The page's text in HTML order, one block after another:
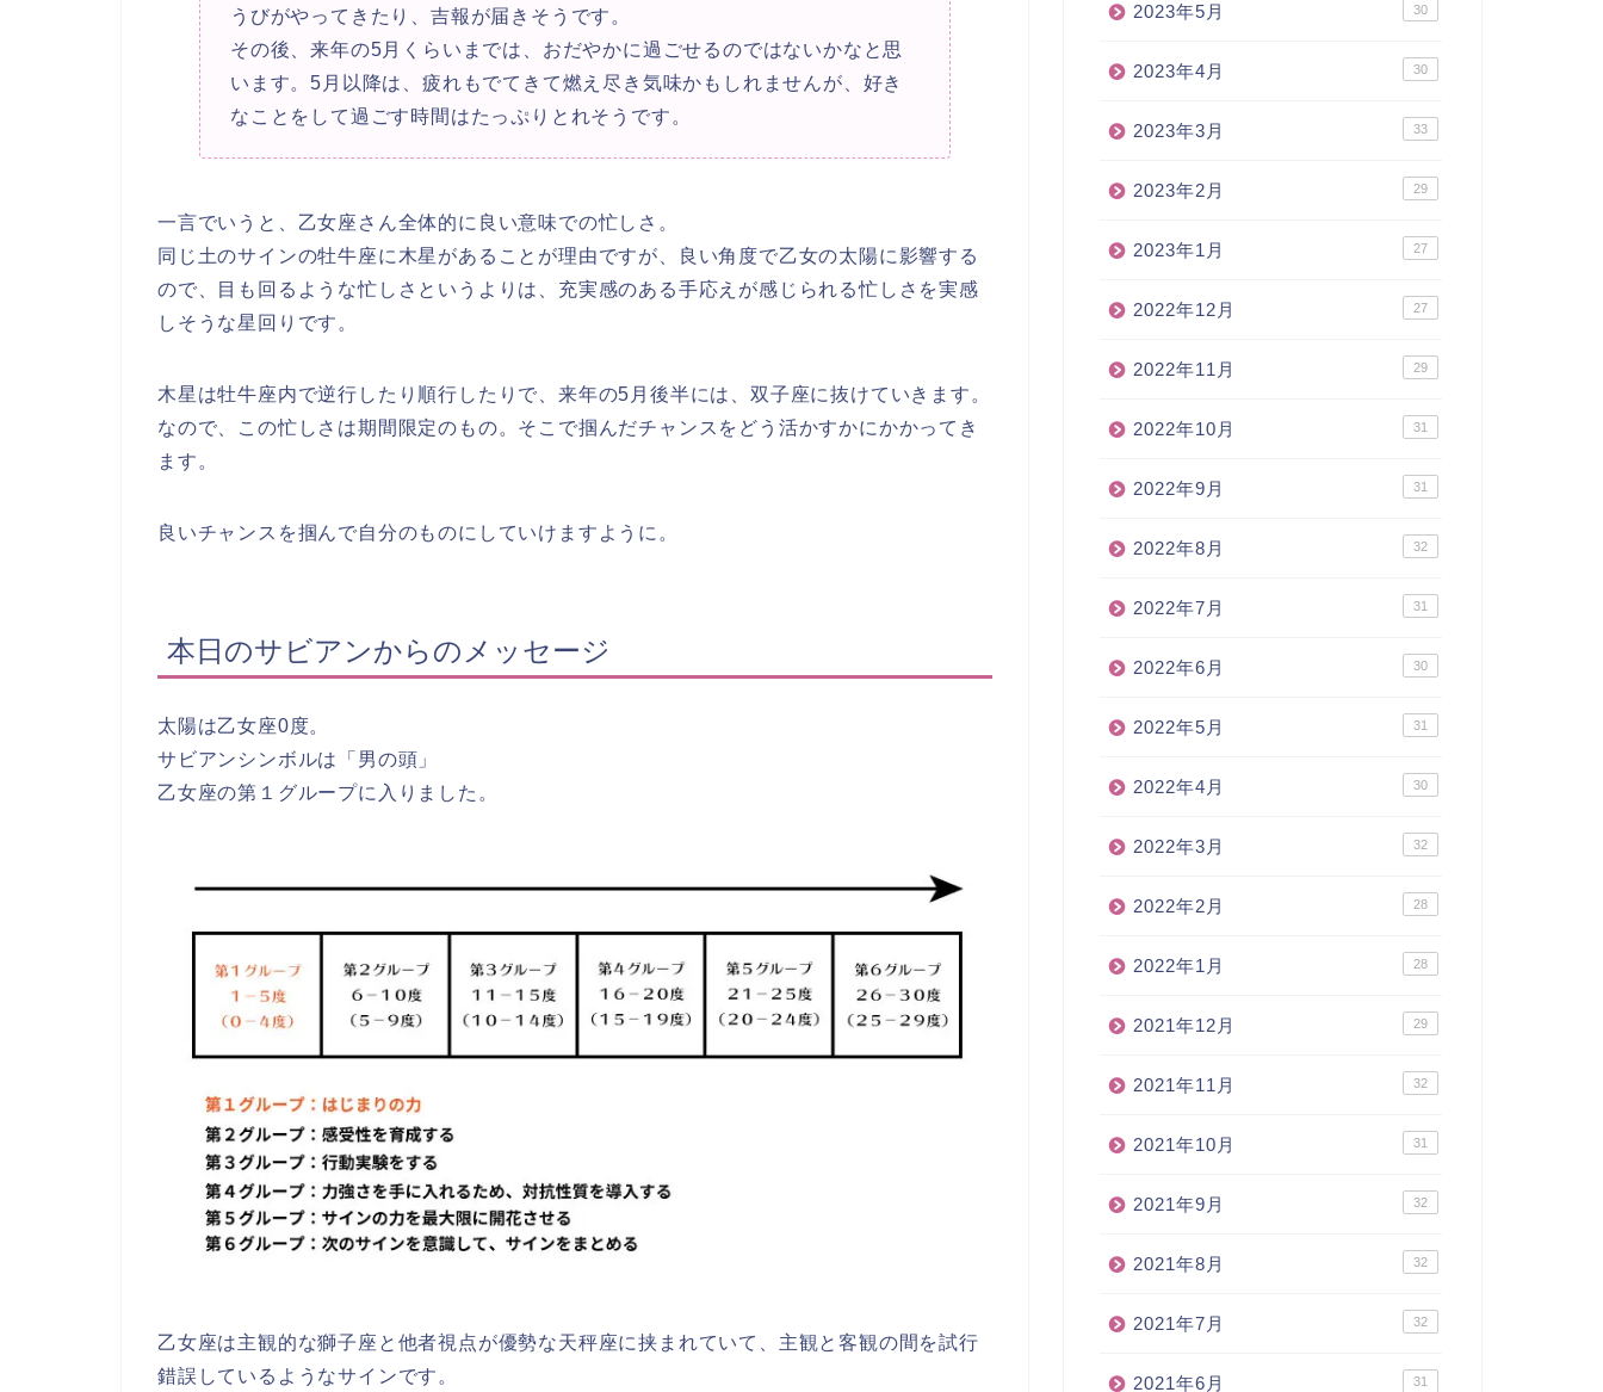
うびがやってきたり、吉報が届きそうです。
その後、来年の5月くらいまでは、おだやかに過ごせるのではないかなと思
います。5月以降は、疲れもでてきて燃え尽き気味かもしれませんが、好き
なことをして過ごす時間はたっぷりとれそうです。
一言でいうと、 乙女座さん全体的に良い意味での忙しさ。
同じ土のサインの牡牛座に木星があることが理由ですが、良い角度で乙女の太陽に影響する
ので、目も回るような忙しさというよりは、 充実感のある手応えが感じられる忙しさ を実感
しそうな星回りです。
木星は牡牛座内で逆行したり順行したりで、来年の5月後半には、双子座に抜けていきます。
なので、この忙しさは期間限定のもの。 そこで掴んだチャンスをどう活かすかにかかってき
ます。
良いチャンスを掴んで自分のものにしていけますように。
本日のサビアンからのメッセージ
太陽は乙女座0度。
サビアンシンボルは「 男の頭 」
乙女座の第１グループに入りました。
乙女座は主観的な獅子座と他者視点が優勢な天秤座に挟まれていて、主観と客観の間を試行
錯誤しているようなサインです。
2023年5月 30
2023年4月 30
2023年3月 33
2023年2月 29
2023年1月 27
2022年12月 27
2022年11月 29
2022年10月 31
2022年9月 31
2022年8月 32
2022年7月 31
2022年6月 30
2022年5月 31
2022年4月 30
2022年3月 32
2022年2月 28
2022年1月 28
2021年12月 29
2021年11月 32
2021年10月 31
2021年9月 32
2021年8月 32
2021年7月 32
2021年6月 31